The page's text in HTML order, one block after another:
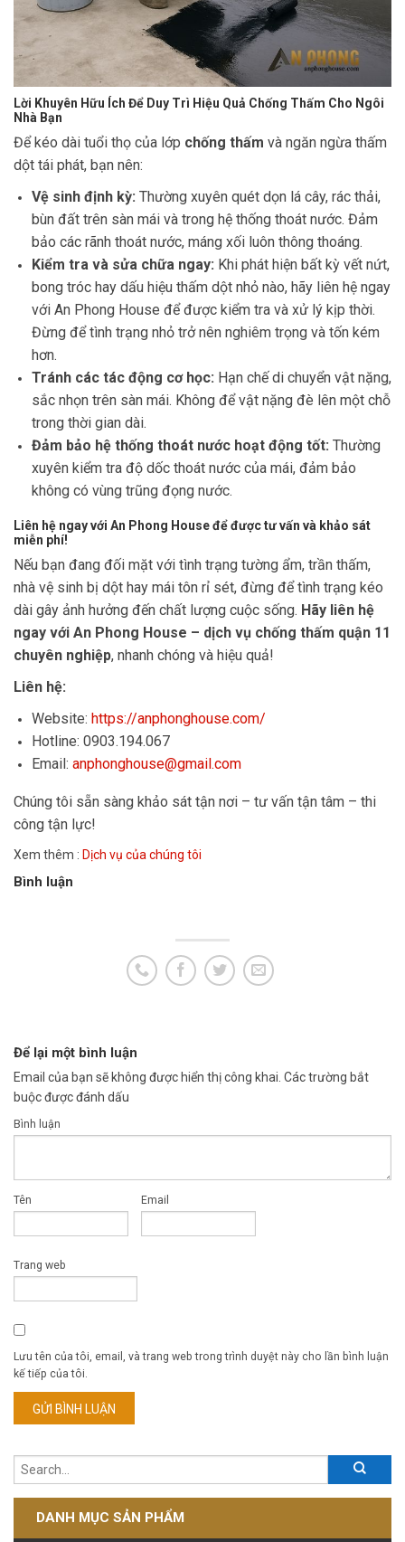
Lời Khuyên Hữu Ích Để Duy Trì Hiệu Quả Chống Thấm Cho Ngôi
Nhà Bạn
Để kéo dài tuổi thọ của lớp chống thấm và ngăn ngừa thấm
dột tái phát, bạn nên:
Vệ sinh định kỳ: Thường xuyên quét dọn lá cây, rác thải,
bùn đất trên sàn mái và trong hệ thống thoát nước. Đảm
bảo các rãnh thoát nước, máng xối luôn thông thoáng.
Kiểm tra và sửa chữa ngay: Khi phát hiện bất kỳ vết nứt,
bong tróc hay dấu hiệu thấm dột nhỏ nào, hãy liên hệ ngay
với An Phong House để được kiểm tra và xử lý kịp thời.
Đừng để tình trạng nhỏ trở nên nghiêm trọng và tốn kém
hơn.
Tránh các tác động cơ học: Hạn chế di chuyển vật nặng,
sắc nhọn trên sàn mái. Không để vật nặng đè lên một chỗ
trong thời gian dài.
Đảm bảo hệ thống thoát nước hoạt động tốt: Thường
xuyên kiểm tra độ dốc thoát nước của mái, đảm bảo
không có vùng trũng đọng nước.
Liên hệ ngay với An Phong House để được tư vấn và khảo sát
miễn phí!
Nếu bạn đang đối mặt với tình trạng tường ẩm, trần thấm,
nhà vệ sinh bị dột hay mái tôn rỉ sét, đừng để tình trạng kéo
dài gây ảnh hưởng đến chất lượng cuộc sống. Hãy liên hệ
ngay với An Phong House – dịch vụ chống thấm quận 11
chuyên nghiệp, nhanh chóng và hiệu quả!
Liên hệ:
Website: https://anphonghouse.com/
Hotline: 0903.194.067
Email: anphonghouse@gmail.com
Chúng tôi sẵn sàng khảo sát tận nơi – tư vấn tận tâm – thi
công tận lực!
Xem thêm : Dịch vụ của chúng tôi
Bình luận
Để lại một bình luận
Email của bạn sẽ không được hiển thị công khai. Các trường bắt
buộc được đánh dấu
Bình luận
Tên Email
Trang web
Lưu tên của tôi, email, và trang web trong trình duyệt này cho lần bình luận
kế tiếp của tôi.
DANH MỤC SẢN PHẨM